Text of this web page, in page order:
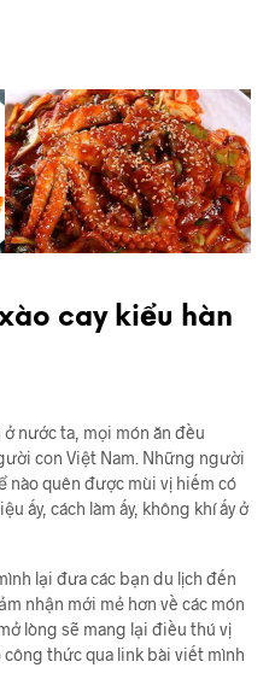
cay kiểu hàn
nước ta, mọi món ăn đều
con Việt Nam. Những người
nào quên được mùi vị hiếm có
ấy, cách làm ấy, không khí ấy ở
lại đưa các bạn du lịch đến
nhận mới mẻ hơn về các món
lòng sẽ mang lại điều thú vị
công thức qua link bài viết mình